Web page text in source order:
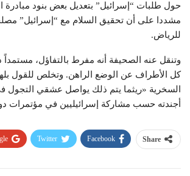
حول طلبات “إسرائيل” بتعديل بعض بنود مبادرة
مشددا على أن تحقيق السلام مع “إسرائيل”
للرياض.
وتنقل عنه الصحيفة أنه مفرط بالتفاؤل،
كل الأطراف عن الوضع الراهن. وتخلص للقول
السخرية «ريثما يتم ذلك يواصل عشقي التجول في
أجندته حسب مشاركة إسرائيليين في مؤتمرات
Share
Facebook
Twitter